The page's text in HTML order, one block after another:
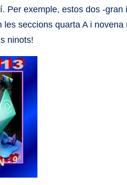
Per exemple, estos dos -gran
les seccions quarta A i
ninots!